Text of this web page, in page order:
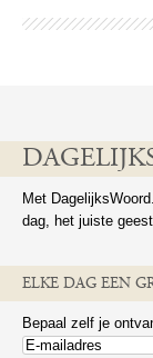
Met
dag, het juiste
ELKE DAG EEN
Bepaal zelf je